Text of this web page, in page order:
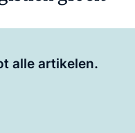
alle artikelen.